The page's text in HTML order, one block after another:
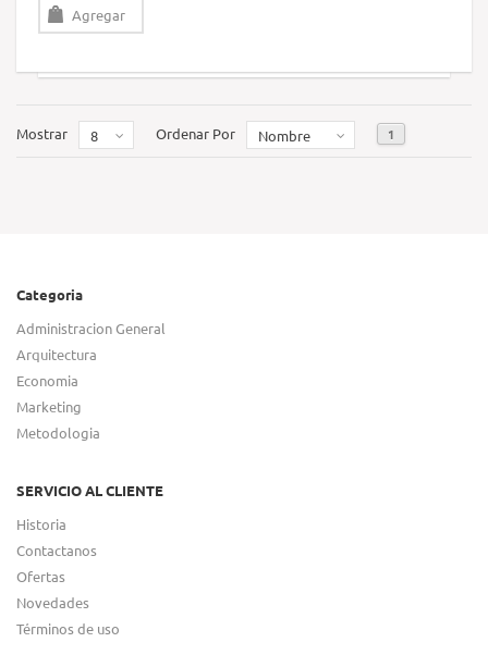
Agregar
Mostrar 8 Ordenar Por Nombre 1
Categoria
Administracion General
Arquitectura
Economia
Marketing
Metodologia
SERVICIO AL CLIENTE
Historia
Contactanos
Ofertas
Novedades
Términos de uso